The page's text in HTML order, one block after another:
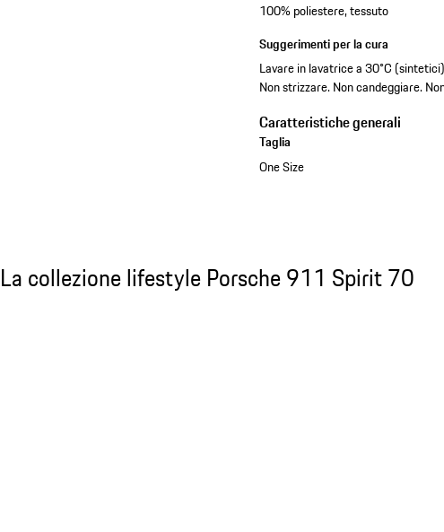
100% poliestere, tessuto
Suggerimenti per la cura
Lavare in lavatrice a 30°C
Non strizzare. Non candeggiare.
Caratteristiche generali
Taglia
One Size
La collezione lifestyle Porsche 911 Spirit 70
La collezione lifestyle Porsche 911 Spirit 70